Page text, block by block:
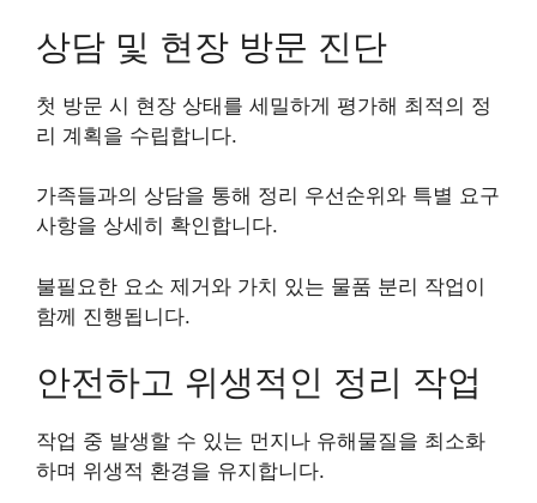
상담 및 현장 방문 진단
첫 방문 시 현장 상태를 세밀하게 평가해 최적의 정
리 계획을 수립합니다.
가족들과의 상담을 통해 정리 우선순위와 특별 요구
사항을 상세히 확인합니다.
불필요한 요소 제거와 가치 있는 물품 분리 작업이
함께 진행됩니다.
안전하고 위생적인 정리 작업
작업 중 발생할 수 있는 먼지나 유해물질을 최소화
하며 위생적 환경을 유지합니다.